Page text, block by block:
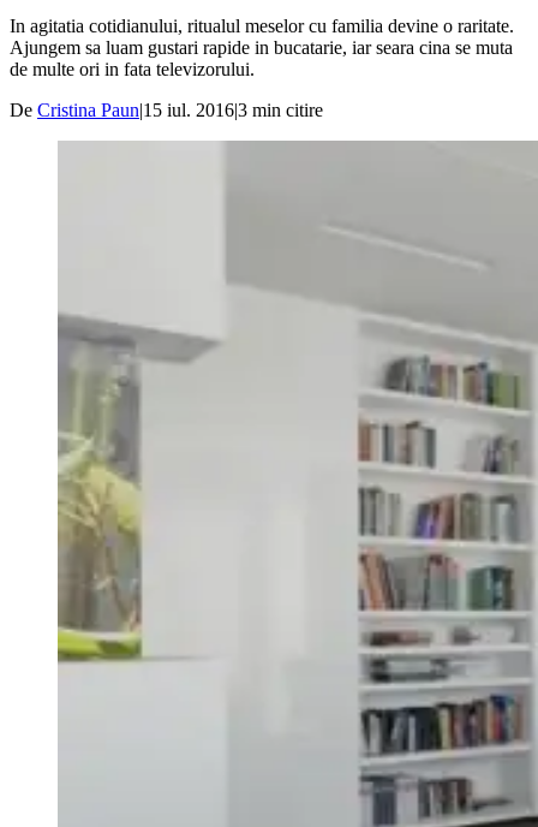
In agitatia cotidianului, ritualul meselor cu familia devine o raritate.
Ajungem sa luam gustari rapide in bucatarie, iar seara cina se muta
de multe ori in fata televizorului.
De Cristina Paun|15 iul. 2016|3 min citire